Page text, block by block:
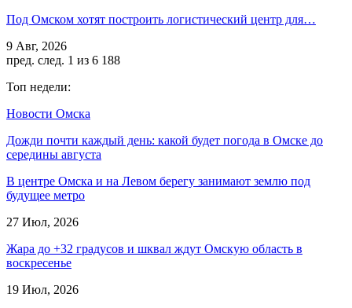
Под Омском хотят построить логистический центр для…
9 Авг, 2026
пред. след. 1 из 6 188
Топ недели:
Новости Омска
Дожди почти каждый день: какой будет погода в Омске до
середины августа
В центре Омска и на Левом берегу занимают землю под
будущее метро
27 Июл, 2026
Жара до +32 градусов и шквал ждут Омскую область в
воскресенье
19 Июл, 2026